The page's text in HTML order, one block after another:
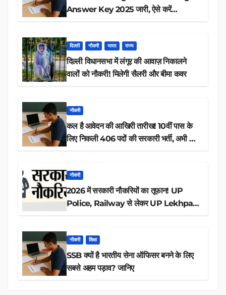
Answer Key 2025 जारी, ऐसे करें
दिल्ली नौकरी भारत राज्य
दिल्ली विधानसभा में लंगूर की आवाज़ निकालने
वालों को नौकरी! मिलेगी सैलरी और बीमा कवर
नौकरी
कल है आवेदन की आखिरी तारीख! 10वीं पास के
लिए निकली 406 पदों की सरकारी भर्ती, अभी करें
नौकरी
2026 में सरकारी नौकरियों का तूफान! UP
Police, Railway से लेकर UP Lekhpal
नौकरी शिक्षा
SSB क्यों है भारतीय सेना ऑफिसर बनने के लिए
सबसे अहम पड़ाव? जानिए